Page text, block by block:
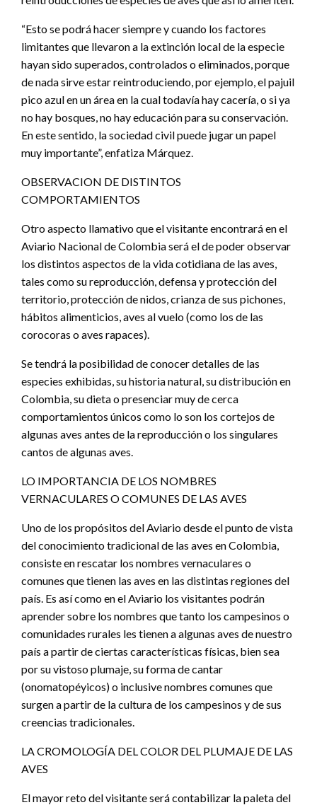
“Esto se podrá hacer siempre y cuando los factores
limitantes que llevaron a la extinción local de la especie
hayan sido superados, controlados o eliminados, porque
de nada sirve estar reintroduciendo, por ejemplo, el pajuil
pico azul en un área en la cual todavía hay cacería, o si ya
no hay bosques, no hay educación para su conservación.
En este sentido, la sociedad civil puede jugar un papel
muy importante”, enfatiza Márquez.
OBSERVACION DE DISTINTOS
COMPORTAMIENTOS
Otro aspecto llamativo que el visitante encontrará en el
Aviario Nacional de Colombia será el de poder observar
los distintos aspectos de la vida cotidiana de las aves,
tales como su reproducción, defensa y protección del
territorio, protección de nidos, crianza de sus pichones,
hábitos alimenticios, aves al vuelo (como los de las
corocoras o aves rapaces).
Se tendrá la posibilidad de conocer detalles de las
especies exhibidas, su historia natural, su distribución en
Colombia, su dieta o presenciar muy de cerca
comportamientos únicos como lo son los cortejos de
algunas aves antes de la reproducción o los singulares
cantos de algunas aves.
LO IMPORTANCIA DE LOS NOMBRES
VERNACULARES O COMUNES DE LAS AVES
Uno de los propósitos del Aviario desde el punto de vista
del conocimiento tradicional de las aves en Colombia,
consiste en rescatar los nombres vernaculares o
comunes que tienen las aves en las distintas regiones del
país. Es así como en el Aviario los visitantes podrán
aprender sobre los nombres que tanto los campesinos o
comunidades rurales les tienen a algunas aves de nuestro
país a partir de ciertas características físicas, bien sea
por su vistoso plumaje, su forma de cantar
(onomatopéyicos) o inclusive nombres comunes que
surgen a partir de la cultura de los campesinos y de sus
creencias tradicionales.
LA CROMOLOGÍA DEL COLOR DEL PLUMAJE DE LAS
AVES
El mayor reto del visitante será contabilizar la paleta del